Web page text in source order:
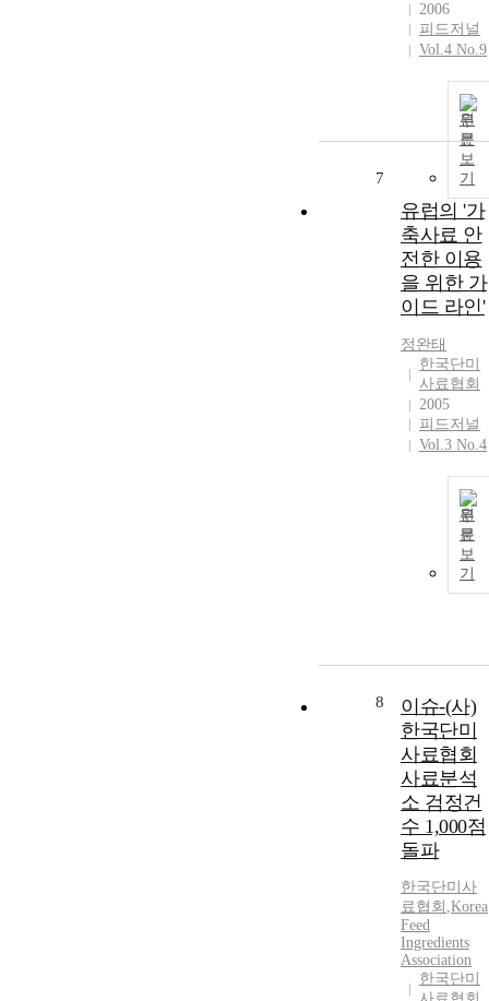
2006
피드저널
Vol.4 No.9
원
문
보
기
7
유럽의 '가
축사료 안
전한 이용
을 위한 가
이드 라인'
정완태
한국단미
사료협회
2005
피드저널
Vol.3 No.4
원
문
보
기
8
이슈-(사)
한국단미
사료협회
사료분석
소 검정건
수 1,000점
돌파
한국단미사
료협회 ,Korea
Feed
Ingredients
Association
한국단미